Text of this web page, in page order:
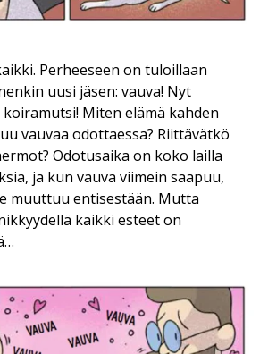
Perheeseen on tuloillaan
uusi jäsen: vauva! Nyt
Miten elämä kahden
vauvaa odottaessa? Riittävätkö
Odotusaika on koko lailla
ja kun vauva viimein saapuu,
muuttuu entisestään. Mutta
kaikki esteet on